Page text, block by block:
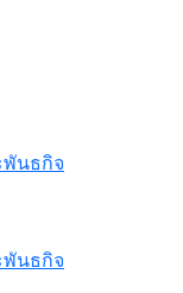
พันธกิจ
พันธกิจ